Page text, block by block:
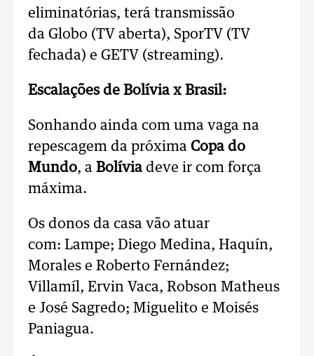
eliminatórias, terá transmissão
da Globo (TV aberta), SporTV (TV
fechada) e GETV (streaming).
Escalações de Bolívia x Brasil:
Sonhando ainda com uma vaga na
repescagem da próxima Copa do
Mundo, a Bolíviadeve ir com força
máxima.
Os donos da casa vão atuar
com: Lampe; Diego Medina, Haquín,
Morales e Roberto Fernández;
Villamíl, Ervin Vaca, Robson Matheus
e José Sagredo; Miguelito e Moisés
Paniagua.